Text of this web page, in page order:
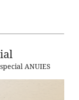
ANUIES